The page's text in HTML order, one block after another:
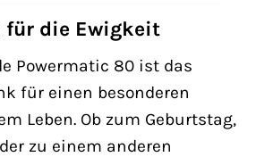
für die Ewigkeit
Powermatic 80 ist das
für einen besonderen
Leben. Ob zum Geburtstag,
zu einem anderen